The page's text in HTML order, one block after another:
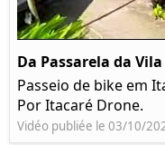
Da Passarela da
Passeio de bike em
Por Itacaré Drone.
Vidéo publiée le 03/10/